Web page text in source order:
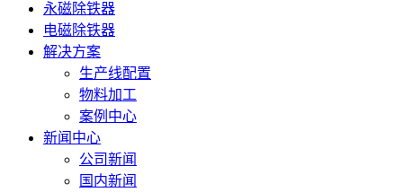
永磁除铁器
电磁除铁器
解决方案
生产线配置
物料加工
案例中心
新闻中心
公司新闻
国内新闻